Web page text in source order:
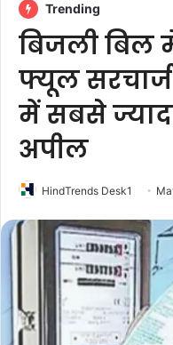
Trending
बिजली बिल
फ्यूल सरचार्ज
में सबसे
अपील
HindTrends Desk1